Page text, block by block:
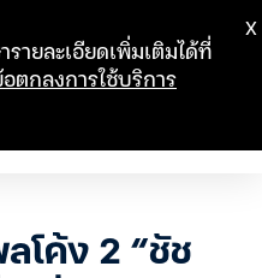
โค้ง 2 “ชัช
ายละเอียดเพิ่มเติมได้ที่
ตกลงการใช้บริการ
X